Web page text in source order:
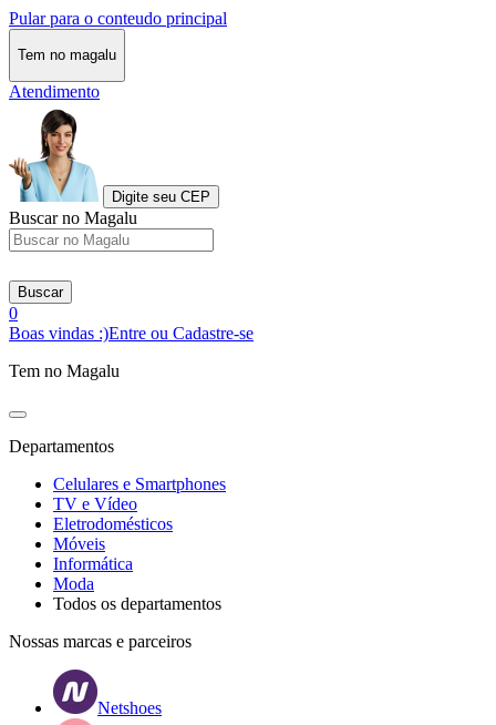
Pular para o conteudo principal
Tem no magalu
Atendimento
Digite seu CEP
Buscar no Magalu
Buscar
0
Boas vindas :)Entre ou Cadastre-se
Tem no Magalu
Departamentos
Celulares e Smartphones
TV e Vídeo
Eletrodomésticos
Móveis
Informática
Moda
Todos os departamentos
Nossas marcas e parceiros
Netshoes